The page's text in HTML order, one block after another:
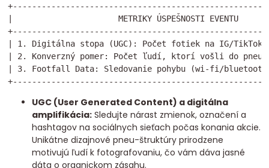
|                      METRIKY ÚSPEŠNOSTI
| 1. Digitálna stopa (UGC): Počet fotiek na IG/TikToku
| 2. Konverzný pomer: Počet ľudí, ktorí vošli do
| 3. Footfall Data: Sledovanie pohybu (wi-fi/
UGC (User Generated Content) a digitálna
amplifikácia: Sledujte nárast zmienok, označení a
hashtagov na sociálnych sieťach počas konania akcie.
Unikátne dizajnové pneu-štruktúry prirodzene
motivujú ľudí k fotografovaniu, čo vám dáva jasné
dáta o organickom zásahu.